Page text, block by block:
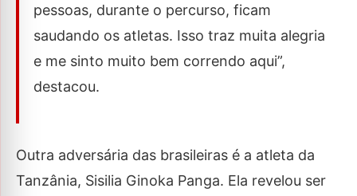
pessoas, durante o percurso, ficam
saudando os atletas. Isso traz muita alegria
e me sinto muito bem correndo aqui”,
destacou.
Outra adversária das brasileiras é a atleta da
Tanzânia, Sisilia Ginoka Panga. Ela revelou ser